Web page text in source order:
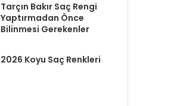
Tarçın Bakır Saç Rengi
Yaptırmadan Önce
Bilinmesi Gerekenler
2026 Koyu Saç Renkleri